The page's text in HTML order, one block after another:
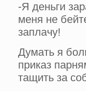
-Я деньги
меня не
заплачу!
Думать я
приказ
тащить за